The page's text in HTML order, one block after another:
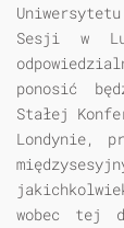
Sesji w
ponosić
Stałej
Londynie,
wobec tej